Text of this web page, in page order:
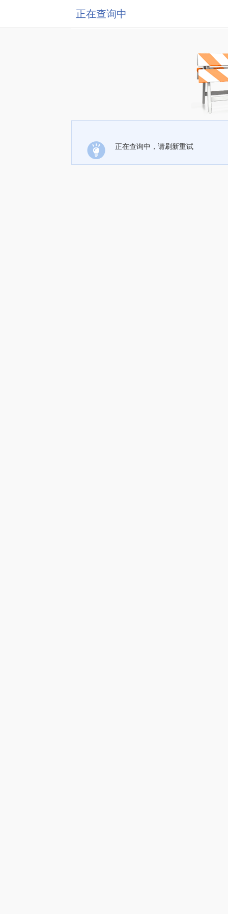
正在查询中
正在查询中，请刷新重试